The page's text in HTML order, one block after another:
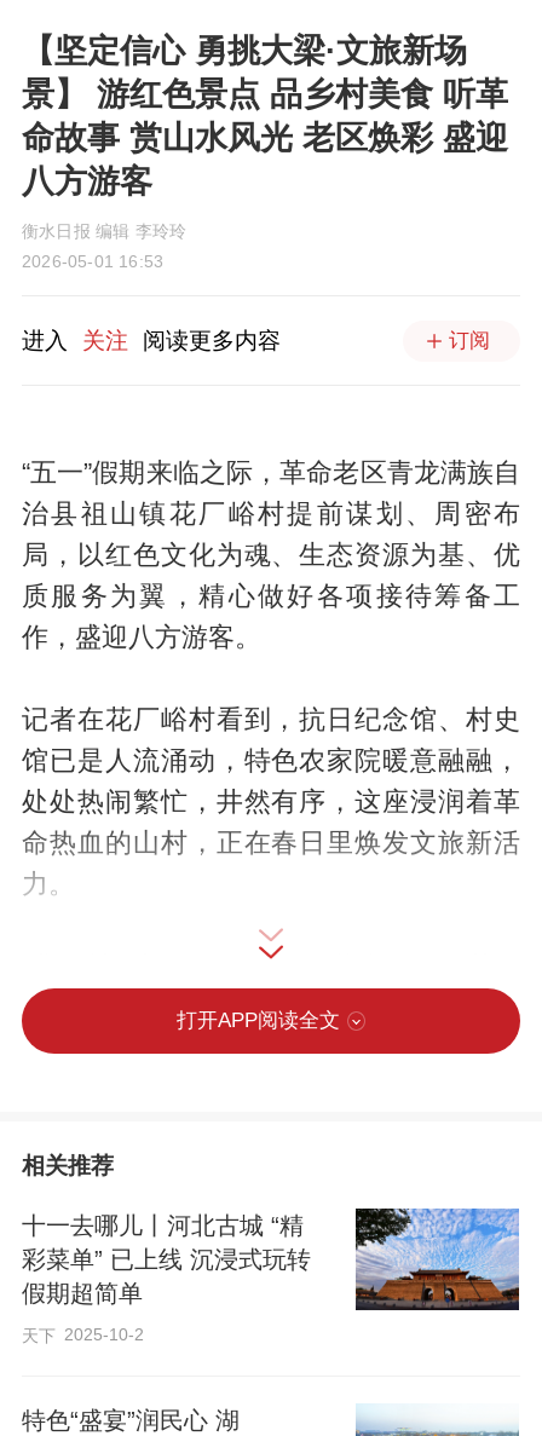
【坚定信心 勇挑大梁·文旅新场
景】 游红色景点 品乡村美食 听革
命故事 赏山水风光 老区焕彩 盛迎
八方游客
衡水日报 编辑 李玲玲
2026-05-01 16:53
进入 关注 阅读更多内容 订阅
“五一”假期来临之际，革命老区青龙满族自
治县祖山镇花厂峪村提前谋划、周密布
局，以红色文化为魂、生态资源为基、优
质服务为翼，精心做好各项接待筹备工
作，盛迎八方游客。
记者在花厂峪村看到，抗日纪念馆、村史
馆已是人流涌动，特色农家院暖意融融，
处处热闹繁忙，井然有序，这座浸润着革
命热血的山村，正在春日里焕发文旅新活
力。
“我们村的根在红色，魂在革命，红色基因
是我们村最宝贵的财富，也是发展文旅产
业的核心优势。”花厂峪村党支部书记赵凤
寻红色足迹的同时，感受老区新变化、体
验乡村烟火气，更让老区群众靠着这份“红
色家底”吃上“旅游饭”。
为切实提升旅游服务品质，花厂峪村“两
训，广泛发动村干部、志愿者参与其中。
打开APP阅读全文
相关推荐
十一去哪儿丨河北古城 “精
彩菜单” 已上线 沉浸式玩转
假期超简单
天下 2025-10-2
特色“盛宴”润民心 湖